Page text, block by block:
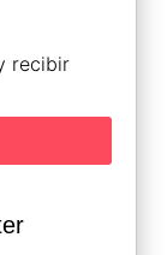
recibir